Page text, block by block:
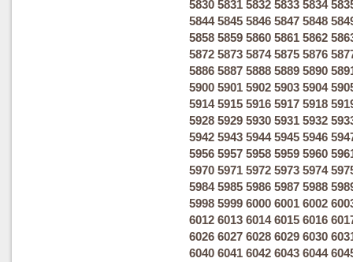
5830 5831 5832 5833 5834
5844 5845 5846 5847 5848
5858 5859 5860 5861 5862
5872 5873 5874 5875 5876
5886 5887 5888 5889 5890
5900 5901 5902 5903 5904
5914 5915 5916 5917 5918
5928 5929 5930 5931 5932
5942 5943 5944 5945 5946
5956 5957 5958 5959 5960
5970 5971 5972 5973 5974
5984 5985 5986 5987 5988
5998 5999 6000 6001 6002
6012 6013 6014 6015 6016
6026 6027 6028 6029 6030
6040 6041 6042 6043 6044